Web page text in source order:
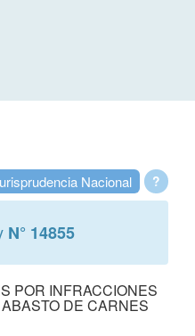
?
Nacional
N° 14855
POR INFRACCIONES
DE CARNES